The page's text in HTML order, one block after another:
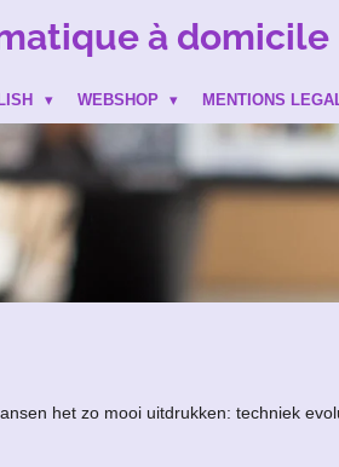
à domicile
WEBSHOP MENTIONS
het zo mooi uitdrukken: techniek